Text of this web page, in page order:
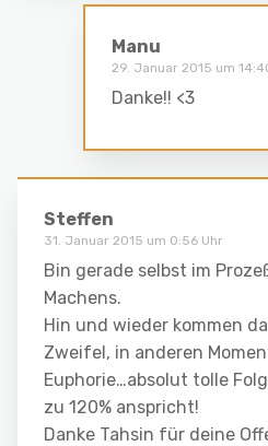
Manu
29. Januar 2015 um
Danke!! <3
Steffen
31. Januar 2015 um 0:56 Uhr
Bin gerade selbst im
Machens.
Hin und wieder kommen
Zweifel, in anderen
Euphorie…absolut tolle
zu 120% anspricht!
Danke Tahsin für deine